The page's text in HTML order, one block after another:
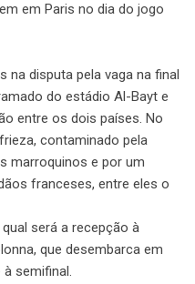
em Paris no dia do jogo
na disputa pela vaga na final
do estádio Al-Bayt e
entre os dois países. No
contaminado pela
marroquinos e por um
franceses, entre eles o
será a recepção à
que desembarca em
semifinal.